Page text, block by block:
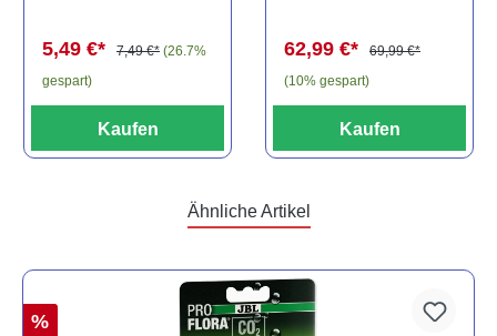
5,49 €* 7,49 €* (26.7%
gespart)
Kaufen
62,99 €*
69,99 €*
(10% gespart)
Kaufen
Ähnliche Artikel
%